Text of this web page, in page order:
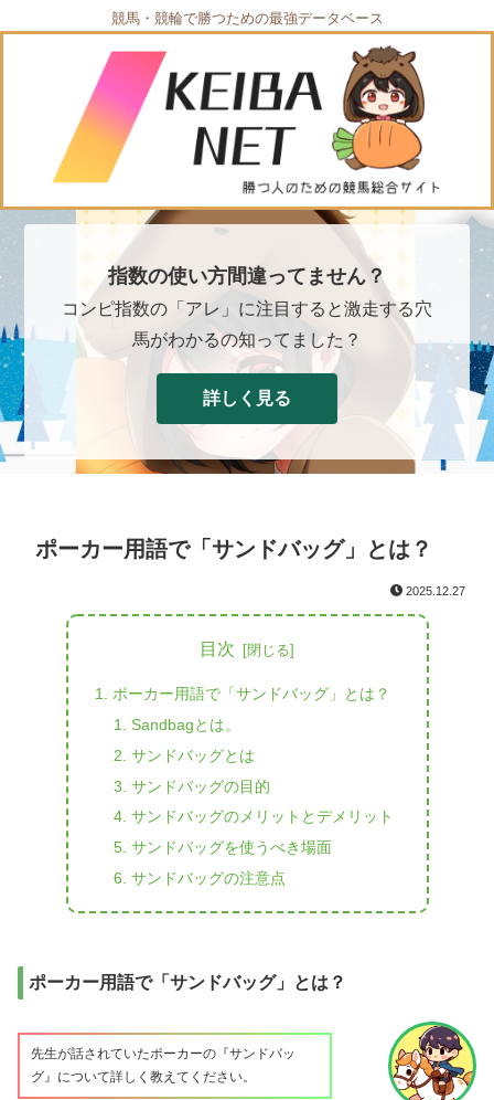
競馬・競輪で勝つための最強データベース
指数の使い方間違ってません？
コンピ指数の「アレ」に注目すると激走する穴
馬がわかるの知ってました？
詳しく見る
ポーカー用語で「サンドバッグ」とは？
2025.12.27
目次
ポーカー用語で「サンドバッグ」とは？
Sandbagとは。
サンドバッグとは
サンドバッグの目的
サンドバッグのメリットとデメリット
サンドバッグを使うべき場面
サンドバッグの注意点
ポーカー用語で「サンドバッグ」とは？
先生が話されていたポーカーの『サンドバッ
グ』について詳しく教えてください。